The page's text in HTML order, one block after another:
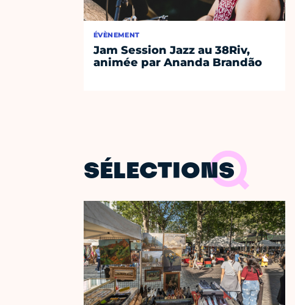
ÉVÈNEMENT
Jam Session Jazz au 38Riv,
animée par Ananda Brandão
SÉLECTIONS